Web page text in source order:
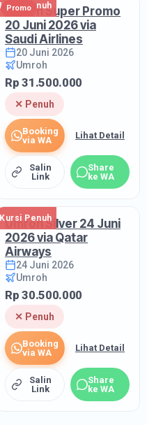
Promo
Kursi Penuh
Umroh Super Promo
20 Juni 2026 via
Saudi Airlines
20 Juni 2026
Umroh
Rp 31.500.000
✕ Penuh
Booking
via WA
Lihat Detail
Salin
Link
Share
ke WA
Kursi Penuh
Umroh Silver 24 Juni
2026 via Qatar
Airways
24 Juni 2026
Umroh
Rp 30.500.000
✕ Penuh
Booking
via WA
Lihat Detail
Salin
Link
Share
ke WA